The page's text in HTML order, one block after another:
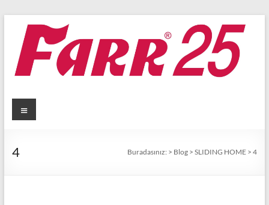
content
Menü
4 Buradasınız: > Blog >SLIDING HOME >4